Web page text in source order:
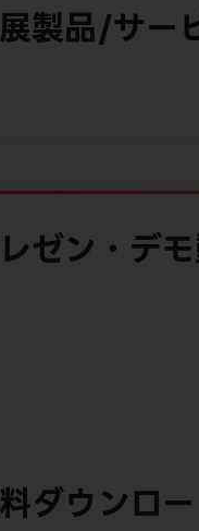
製品/サー
ゼン・デ
ダウンロ